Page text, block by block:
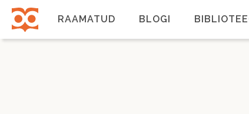
Liigu
edasi
põhisisu
juurde
RAAMATUD BLOGI